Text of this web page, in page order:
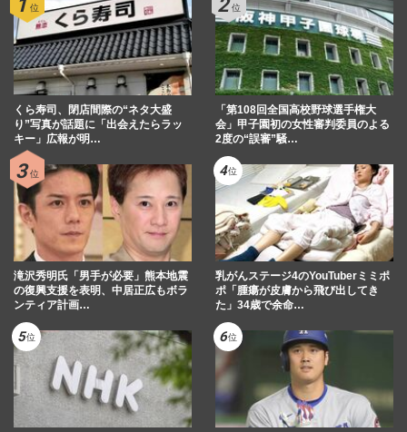
週刊女性PRIME 2024/5/3
第4子妊娠発表の紺野あさ美、夫の日ハ
ム・杉浦稔大は「最高年俸は7000万円」収
入は若干“右肩下がり”も2軒…
週刊女性PRIME 2024/3/31
くら寿司、閉店間際の“ネタ大盛
り”写真が話題に「出会えたらラッ
キー」広報が明…
「第108回全国高校野球選手権大
会」甲子園初の女性審判委員のよる
2度の“誤審”騒…
滝沢秀明氏「男手が必要」熊本地震
の復興支援を表明、中居正広もボラ
ンティア計画…
乳がんステージ4のYouTuberミミポ
ポ「腫瘍が皮膚から飛び出してき
た」34歳で余命…